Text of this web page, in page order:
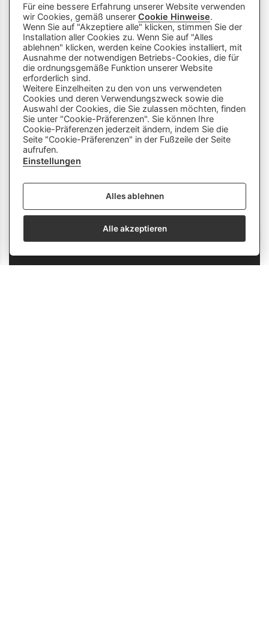
Stelle mir hier Fragen zu
Lehrberufen und zeige mir Videos.
Beispiele: «Zeige mir Videos von
ich eine Schnupperlehre als
Tierpfleger/in EFZ?»
info
Dieser Chatbot wird von Künstlicher
Intelligenz unterstützt. Er wertet unsere
Plattform aus und nutzt externe Quellen.
Der Chatbot kann Fehler machen oder
ungenaue Informationen liefern. Bitte
Gespräch nicht als einzige Quelle. Es
werden keine personenbezogenen Daten
erhoben oder gespeichert.
Für eine bessere Erfahrung unserer Website verwenden
wir Cookies, gemäß unsererCookie Hinweise.
Wenn Sie auf "Akzeptiere alle" klicken, stimmen Sie der
Installation aller Cookies zu. Wenn Sie auf "Alles
ablehnen" klicken, werden keine Cookies installiert, mit
Ausnahme der notwendigen Betriebs-Cookies, die für
die ordnungsgemäße Funktion unserer Website
erforderlich sind.
Weitere Einzelheiten zu den von uns verwendeten
Cookies und deren Verwendungszweck sowie die
Auswahl der Cookies, die Sie zulassen möchten, finden
Sie unter "Cookie-Präferenzen". Sie können Ihre
Cookie-Präferenzen jederzeit ändern, indem Sie die
Seite "Cookie-Präferenzen" in der Fußzeile der Seite
aufrufen.
Einstellungen
Alles ablehnen
Alle akzeptieren